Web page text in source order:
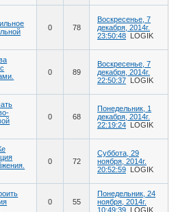
0 78
Воскресенье, 7
декабря, 2014г.
23:50:48 LOGIK
0 89
Воскресенье, 7
декабря, 2014г.
22:50:37 LOGIK
0 68
Понедельник, 1
декабря, 2014г.
22:19:24 LOGIK
0 72
Суббота, 29
ноября, 2014г.
20:52:59 LOGIK
0 55
Понедельник, 24
ноября, 2014г.
10:49:39 LOGIK